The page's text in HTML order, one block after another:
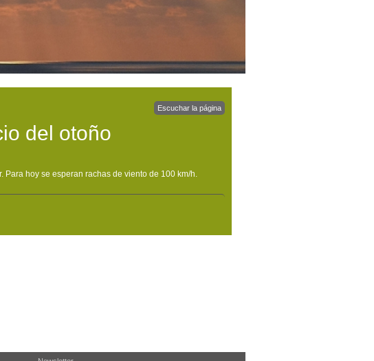
Escuchar la página
del otoño
hoy se esperan rachas de viento de 100 km/h.